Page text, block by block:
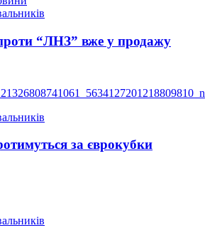
“ЛНЗ” вже у продажу
за єврокубки